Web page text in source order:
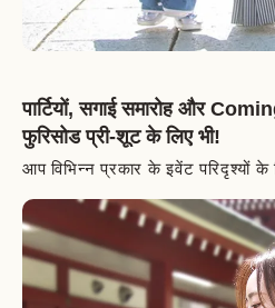
पार्टियों, सगाई समारोह और
फुरिसोड प्री‑शूट के लिए भी!
आप विभिन्न प्रकार के इवेंट परिदृश्यों